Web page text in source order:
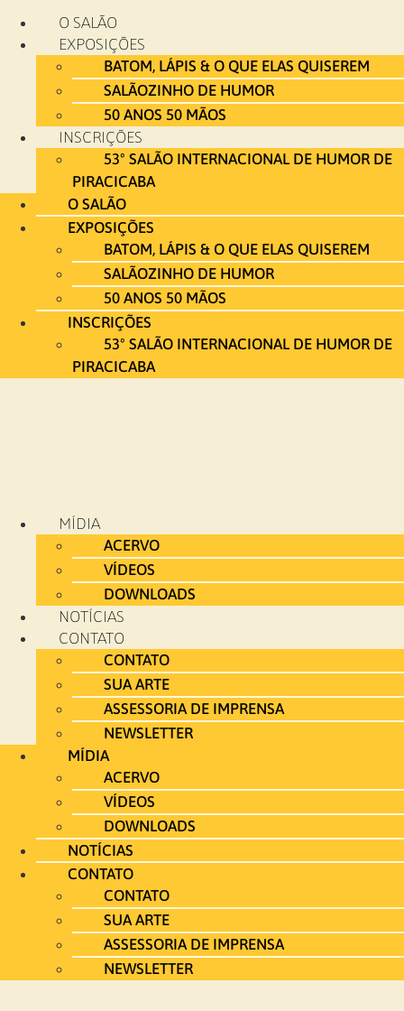
para
conteúdo
O SALÃO
EXPOSIÇÕES
BATOM, LÁPIS & O QUE ELAS QUISEREM
SALÃOZINHO DE HUMOR
50 ANOS 50 MÃOS
INSCRIÇÕES
53º SALÃO INTERNACIONAL DE HUMOR DE
PIRACICABA
O SALÃO
EXPOSIÇÕES
BATOM, LÁPIS & O QUE ELAS QUISEREM
SALÃOZINHO DE HUMOR
50 ANOS 50 MÃOS
INSCRIÇÕES
53º SALÃO INTERNACIONAL DE HUMOR DE
PIRACICABA
MÍDIA
ACERVO
VÍDEOS
DOWNLOADS
NOTÍCIAS
CONTATO
CONTATO
SUA ARTE
ASSESSORIA DE IMPRENSA
NEWSLETTER
MÍDIA
ACERVO
VÍDEOS
DOWNLOADS
NOTÍCIAS
CONTATO
CONTATO
SUA ARTE
ASSESSORIA DE IMPRENSA
NEWSLETTER